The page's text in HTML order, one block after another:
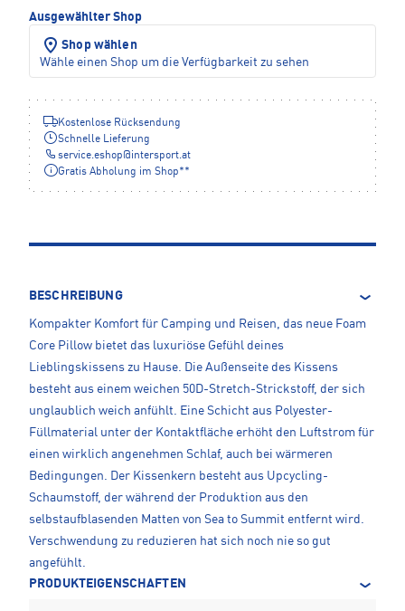
Ausgewählter Shop
Shop wählen
Wähle einen Shop um die Verfügbarkeit zu sehen
Kostenlose Rücksendung
Schnelle Lieferung
service.eshop@intersport.at
Gratis Abholung im Shop**
BESCHREIBUNG
Kompakter Komfort für Camping und Reisen, das neue Foam
Core Pillow bietet das luxuriöse Gefühl deines
Lieblingskissens zu Hause. Die Außenseite des Kissens
besteht aus einem weichen 50D-Stretch-Strickstoff, der sich
unglaublich weich anfühlt. Eine Schicht aus Polyester-
Füllmaterial unter der Kontaktfläche erhöht den Luftstrom für
einen wirklich angenehmen Schlaf, auch bei wärmeren
Bedingungen. Der Kissenkern besteht aus Upcycling-
Schaumstoff, der während der Produktion aus den
selbstaufblasenden Matten von Sea to Summit entfernt wird.
Verschwendung zu reduzieren hat sich noch nie so gut
angefühlt.
PRODUKTEIGENSCHAFTEN